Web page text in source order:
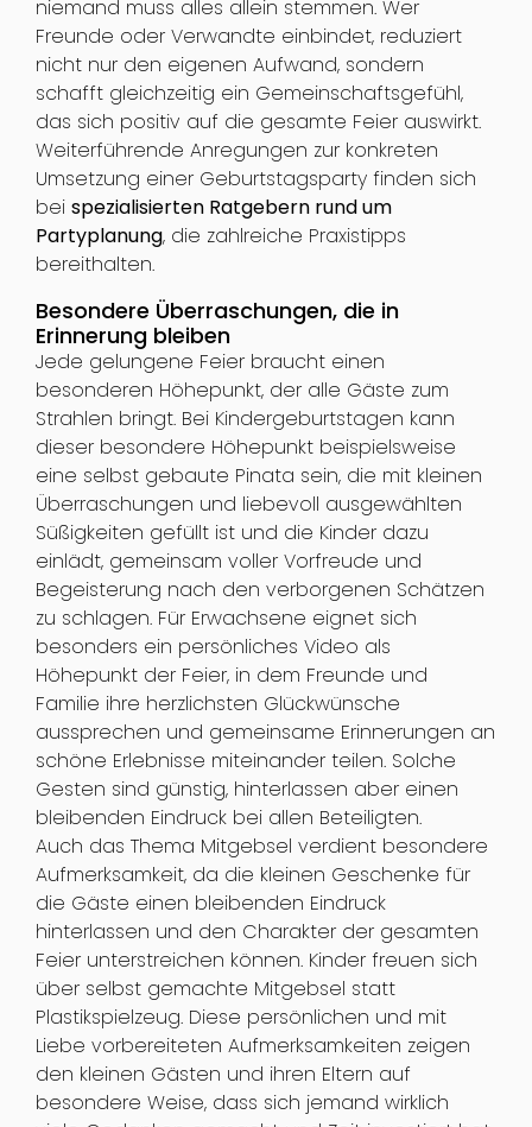
niemand muss alles allein stemmen. Wer
Freunde oder Verwandte einbindet, reduziert
nicht nur den eigenen Aufwand, sondern
schafft gleichzeitig ein Gemeinschaftsgefühl,
das sich positiv auf die gesamte Feier auswirkt.
Weiterführende Anregungen zur konkreten
Umsetzung einer Geburtstagsparty finden sich
bei spezialisierten Ratgebern rund um
Partyplanung, die zahlreiche Praxistipps
bereithalten.
Besondere Überraschungen, die in
Erinnerung bleiben
Jede gelungene Feier braucht einen
besonderen Höhepunkt, der alle Gäste zum
Strahlen bringt. Bei Kindergeburtstagen kann
dieser besondere Höhepunkt beispielsweise
eine selbst gebaute Pinata sein, die mit kleinen
Überraschungen und liebevoll ausgewählten
Süßigkeiten gefüllt ist und die Kinder dazu
einlädt, gemeinsam voller Vorfreude und
Begeisterung nach den verborgenen Schätzen
zu schlagen. Für Erwachsene eignet sich
besonders ein persönliches Video als
Höhepunkt der Feier, in dem Freunde und
Familie ihre herzlichsten Glückwünsche
aussprechen und gemeinsame Erinnerungen an
schöne Erlebnisse miteinander teilen. Solche
Gesten sind günstig, hinterlassen aber einen
bleibenden Eindruck bei allen Beteiligten.
Auch das Thema Mitgebsel verdient besondere
Aufmerksamkeit, da die kleinen Geschenke für
die Gäste einen bleibenden Eindruck
hinterlassen und den Charakter der gesamten
Feier unterstreichen können. Kinder freuen sich
über selbst gemachte Mitgebsel statt
Plastikspielzeug. Diese persönlichen und mit
Liebe vorbereiteten Aufmerksamkeiten zeigen
den kleinen Gästen und ihren Eltern auf
besondere Weise, dass sich jemand wirklich